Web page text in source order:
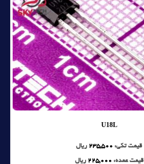
U18L
قیمت تکی: 235,500 ریال
قیمت عمده: 225,000 ریال